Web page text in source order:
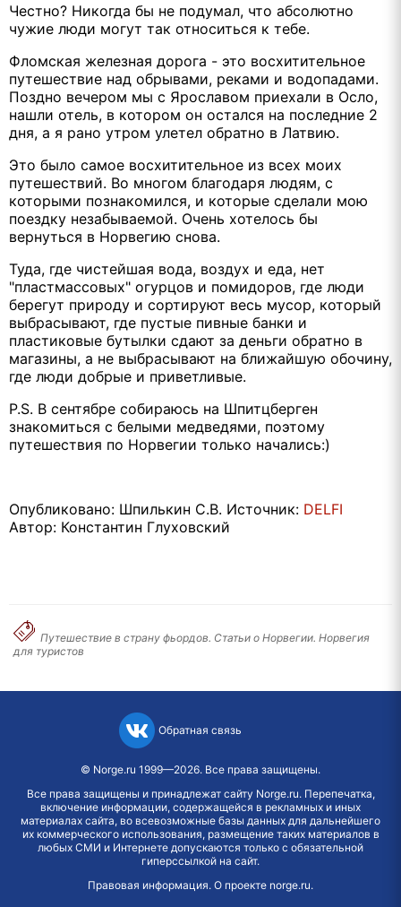
Честно? Никогда бы не подумал, что абсолютно
чужие люди могут так относиться к тебе.
Фломская железная дорога - это восхитительное
путешествие над обрывами, реками и водопадами.
Поздно вечером мы с Ярославом приехали в Осло,
нашли отель, в котором он остался на последние 2
дня, а я рано утром улетел обратно в Латвию.
Это было самое восхитительное из всех моих
путешествий. Во многом благодаря людям, с
которыми познакомился, и которые сделали мою
поездку незабываемой. Очень хотелось бы
вернуться в Норвегию снова.
Туда, где чистейшая вода, воздух и еда, нет
"пластмассовых" огурцов и помидоров, где люди
берегут природу и сортируют весь мусор, который
выбрасывают, где пустые пивные банки и
пластиковые бутылки сдают за деньги обратно в
магазины, а не выбрасывают на ближайшую обочину,
где люди добрые и приветливые.
P.S. В сентябре собираюсь на Шпитцберген
знакомиться с белыми медведями, поэтому
путешествия по Норвегии только начались:)
Опубликовано: Шпилькин С.В. Источник: DELFI
Автор: Константин Глуховский
Путешествие в страну фьордов. Статьи о Норвегии. Норвегия
для туристов
Обратная связь
© Norge.ru 1999—2026. Все права защищены.
Все права защищены и принадлежат сайту Norge.ru. Перепечатка,
включение информации, содержащейся в рекламных и иных
материалах сайта, во всевозможные базы данных для дальнейшего
их коммерческого использования, размещение таких материалов в
любых СМИ и Интернете допускаются только с обязательной
гиперссылкой на сайт.
Правовая информация. О проекте norge.ru.